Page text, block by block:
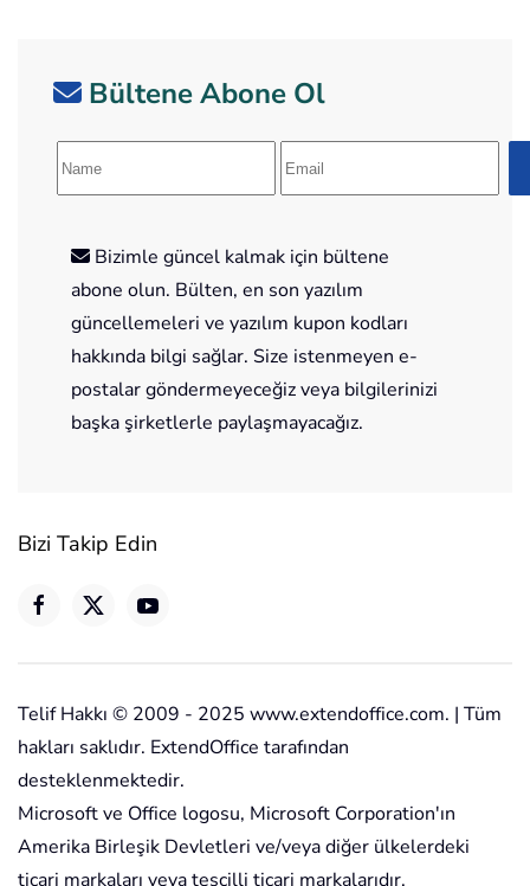
Bültene Abone Ol
Bizimle güncel kalmak için bültene
abone olun. Bülten, en son yazılım
güncellemeleri ve yazılım kupon kodları
hakkında bilgi sağlar. Size istenmeyen e-
postalar göndermeyeceğiz veya bilgilerinizi
başka şirketlerle paylaşmayacağız.
Bizi Takip Edin
Telif Hakkı © 2009 - 2025 www.extendoffice.com. | Tüm
hakları saklıdır. ExtendOffice tarafından
desteklenmektedir.
Microsoft ve Office logosu, Microsoft Corporation'ın
Amerika Birleşik Devletleri ve/veya diğer ülkelerdeki
ticari markaları veya tescilli ticari markalarıdır.